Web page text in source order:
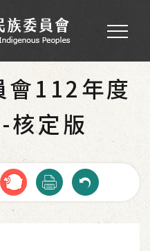
首頁 認識本會
會112年度
核定版